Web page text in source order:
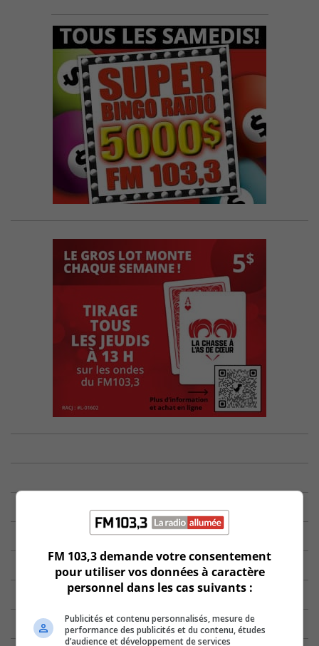
FM 103,3 demande votre consentement
pour utiliser vos données à caractère
personnel dans les cas suivants :
Publicités et contenu personnalisés, mesure de
performance des publicités et du contenu, études
d’audience et développement de services